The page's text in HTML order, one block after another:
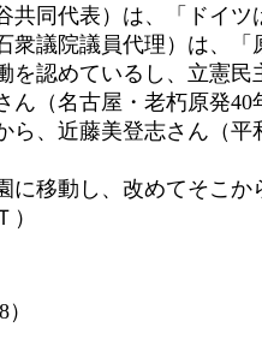
同代表）は、「ドイツ
議院議員代理）は、「
を認めているし、立憲
（名古屋・老朽原発40
ら、近藤美登志さん（
移動し、改めてそこか